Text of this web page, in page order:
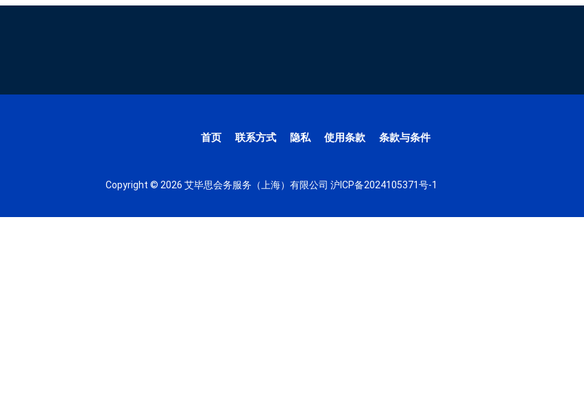
首页 联系方式 隐私 使用条款 条款与条件
Copyright © 2026 艾毕思会务服务（上海）有限公司 沪ICP备2024105371号-1